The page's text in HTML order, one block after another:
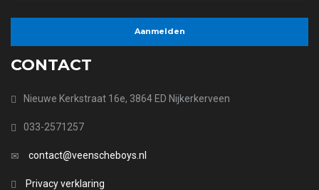
CONTACT
Nieuwe Kerkstraat 16e, 3864 ED Nijkerkerveen
033-2571257
contact@veenscheboys.nl
Privacy verklaring